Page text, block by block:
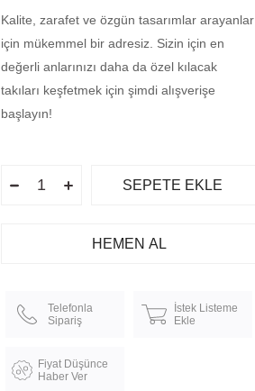
Kalite, zarafet ve özgün tasarımlar arayanlar
için mükemmel bir adresiz. Sizin için en
değerli anlarınızı daha da özel kılacak
takıları keşfetmek için şimdi alışverişe
başlayın!
Telefonla
Sipariş
İstek Listeme
Ekle
Fiyat Düşünce
Haber Ver